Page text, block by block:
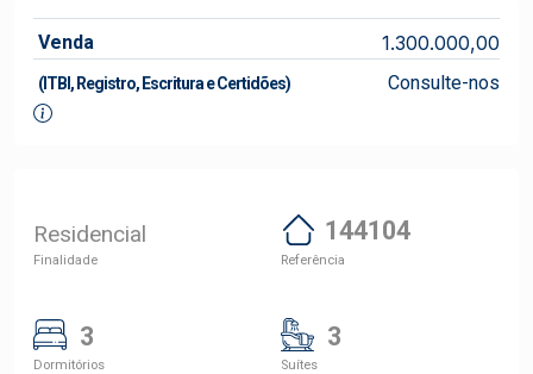
Venda 1.300.000,00
(ITBI, Registro, Escritura e Certidões) Consulte-nos
Residencial
Finalidade
144104
Referência
3
Dormitórios
3
Suítes